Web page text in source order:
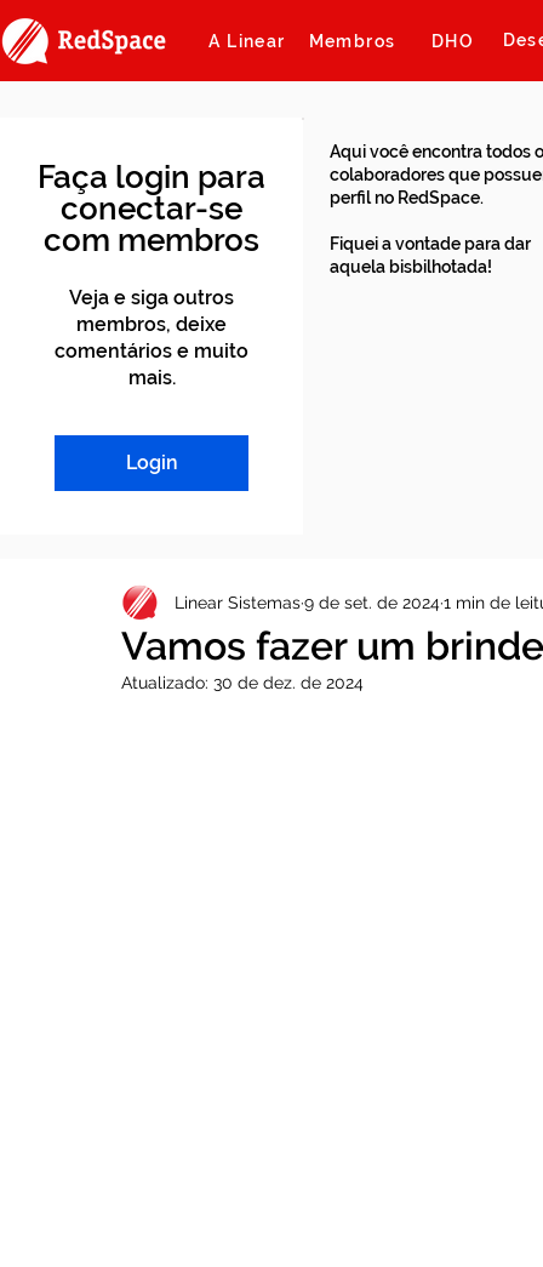
A Linear Membros DHO
Faça login para
conectar-se
com membros
Veja e siga outros
membros, deixe
comentários e muito
mais.
Login
Aqui você encontra todos
colaboradores que
perfil no RedSpace.
Fiquei a vontade para dar
aquela bisbilhotada!
Vamos fazer um
Linear Sistemas9 de set. de 20241 min de
Atualizado: 30 de dez. de 2024